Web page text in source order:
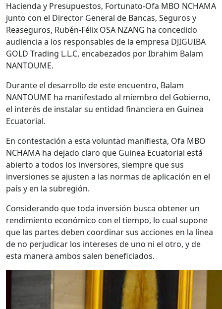
Hacienda y Presupuestos, Fortunato-Ofa MBO NCHAMA
junto con el Director General de Bancas, Seguros y
Reaseguros, Rubén-Félix OSA NZANG ha concedido
audiencia a los responsables de la empresa DJIGUIBA
GOLD Trading L.L.C, encabezados por Ibrahim Balam
NANTOUME.
Durante el desarrollo de este encuentro, Balam
NANTOUME ha manifestado al miembro del Gobierno,
el interés de instalar su entidad financiera en Guinea
Ecuatorial.
En contestación a esta voluntad manifiesta, Ofa MBO
NCHAMA ha dejado claro que Guinea Ecuatorial está
abierto a todos los inversores, siempre que sus
inversiones se ajusten a las normas de aplicación en el
país y en la subregión.
Considerando que toda inversión busca obtener un
rendimiento económico con el tiempo, lo cual supone
que las partes deben coordinar sus acciones en la línea
de no perjudicar los intereses de uno ni el otro, y de
esta manera ambos salen beneficiados.